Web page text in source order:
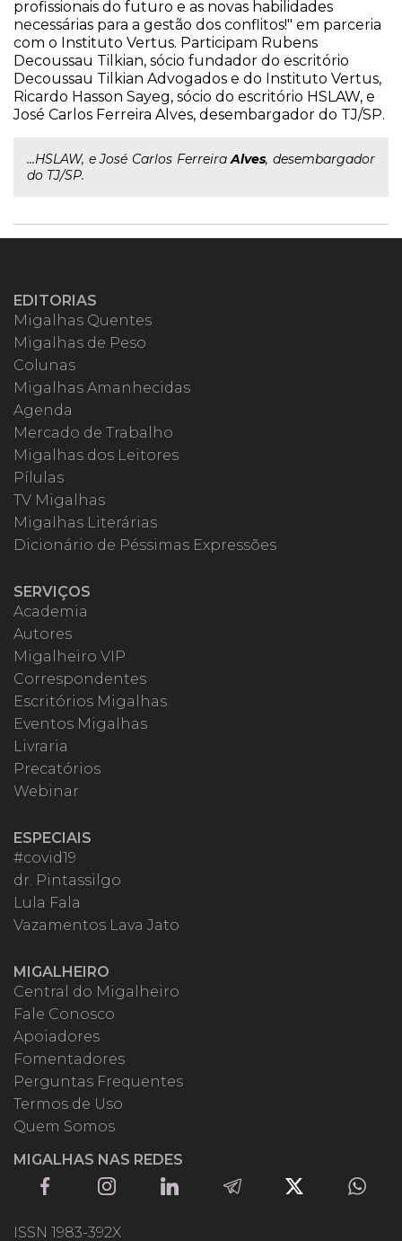
profissionais do futuro e as novas habilidades
necessárias para a gestão dos conflitos!" em parceria
com o Instituto Vertus. Participam Rubens
Decoussau Tilkian, sócio fundador do escritório
Decoussau Tilkian Advogados e do Instituto Vertus,
Ricardo Hasson Sayeg, sócio do escritório HSLAW, e
José Carlos Ferreira Alves, desembargador do TJ/SP.
...HSLAW, e José Carlos FerreiraAlves, desembargador
do TJ/SP.
EDITORIAS
Migalhas Quentes
Migalhas de Peso
Colunas
Migalhas Amanhecidas
Agenda
Mercado de Trabalho
Migalhas dos Leitores
Pílulas
TV Migalhas
Migalhas Literárias
Dicionário de Péssimas Expressões
SERVIÇOS
Academia
Autores
Migalheiro VIP
Correspondentes
Escritórios Migalhas
Eventos Migalhas
Livraria
Precatórios
Webinar
ESPECIAIS
#covid19
dr. Pintassilgo
Lula Fala
Vazamentos Lava Jato
MIGALHEIRO
Central do Migalheiro
Fale Conosco
Apoiadores
Fomentadores
Perguntas Frequentes
Termos de Uso
Quem Somos
MIGALHAS NAS REDES
ISSN 1983-392X